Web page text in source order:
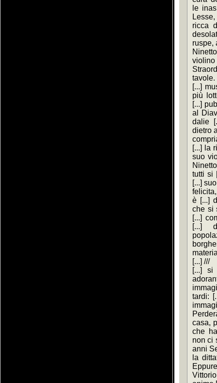
le
ricca
ruspe,
tavole.
[...]
più
[...]
al
dalie
dietro
[...] la
suo
tutti si
[...]
è [...]
che si
[...]
[...]
[...] ///
[...] si
tardi:
casa,
che
non ci
anni
la